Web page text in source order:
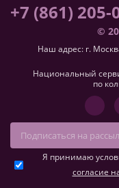
+7 (861) 205-
©
Наш адрес: г.
Национальный
по
Я принимаю
согласие